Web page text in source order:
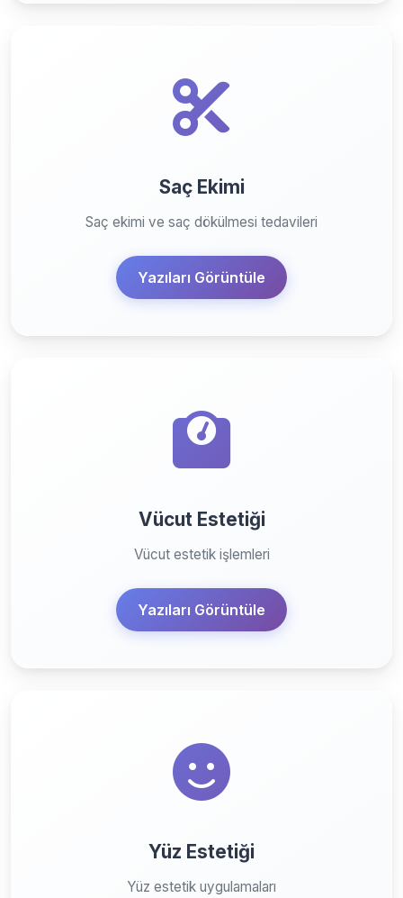
Saç Ekimi
Saç ekimi ve saç dökülmesi tedavileri
Yazıları Görüntüle
Vücut Estetiği
Vücut estetik işlemleri
Yazıları Görüntüle
Yüz Estetiği
Yüz estetik uygulamaları